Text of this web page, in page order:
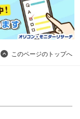
このページのトップへ